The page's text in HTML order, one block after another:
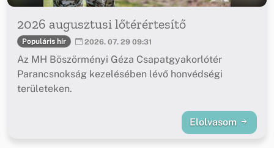
2026 augusztusi lőtérértesítő
Populáris hír 2026. 07. 29 09:31
Az MH Böszörményi Géza Csapatgyakorlótér
Parancsnokság kezelésében lévő honvédségi
területeken.
Elolvasom